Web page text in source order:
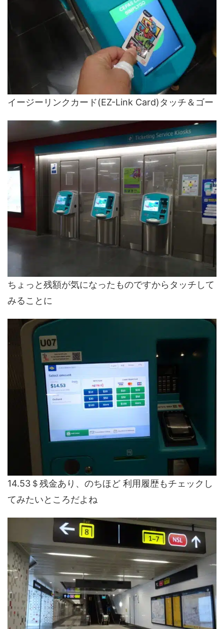
イージーリンクカード(EZ-Link Card)タッチ＆ゴー
ちょっと残額が気になったものですからタッチして
みることに
14.53＄残金あり、のちほど 利用履歴もチェックし
てみたいところだよね